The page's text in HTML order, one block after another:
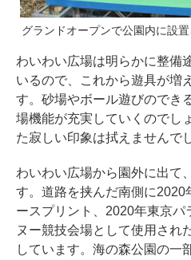
グランドオープンで公園内に設
わいわい広場は明らかに整備
いるので、これから遊具が増
す。砂場やボール遊びのでき
場機能が充実していくのでし
た寂しい印象は拭えませんで
わいわい広場から園外に出て
す。道路を挟んだ南側に2020
ースプリント、2020年東京パ
ヌー競技会場として使用され
しています。海の森公園の一